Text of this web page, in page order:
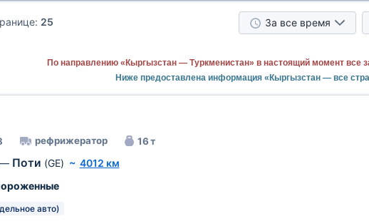
25 За все время
По направлению «Кыргызстан — Туркменистан» в настоящий момент все
Ниже предоставлена информация «Кыргызстан — все
рефрижератор 16 т
— Поти (GE) ~ 4012 км
авто)